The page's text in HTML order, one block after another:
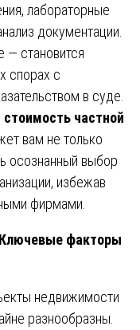
лабораторные
документации.
— становится
спорах с
в суде.
стоимость частной
вам не только
осознанный выбор
избежав
фирмами.
факторы
недвижимости
разнообразны.